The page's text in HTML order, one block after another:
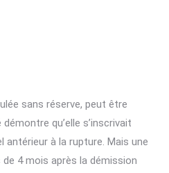
sans réserve, peut être
qu’elle s’inscrivait
à la rupture. Mais une
4 mois après la démission